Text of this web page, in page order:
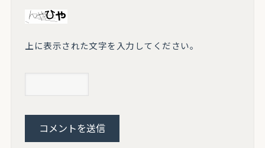
上に表示された文字を入力してください。